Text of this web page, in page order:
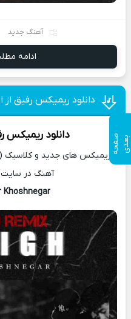
آهنگ جدید
ادامه
دانلود ریمیکس رفیق از
دانلود ریمیکس
ریمیکس های جدید و کلاسیک
آهنگ در
Khoshnegar
ص
ف
ح
ه ب ع
د ی